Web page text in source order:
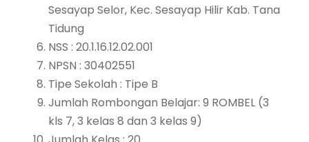
Sesayap Selor, Kec. Sesayap Hilir Kab. Tana
Tidung
NSS : 20.1.16.12.02.001
NPSN : 30402551
Tipe Sekolah : Tipe B
Jumlah Rombongan Belajar: 9 ROMBEL (3
kls 7, 3 kelas 8 dan 3 kelas 9)